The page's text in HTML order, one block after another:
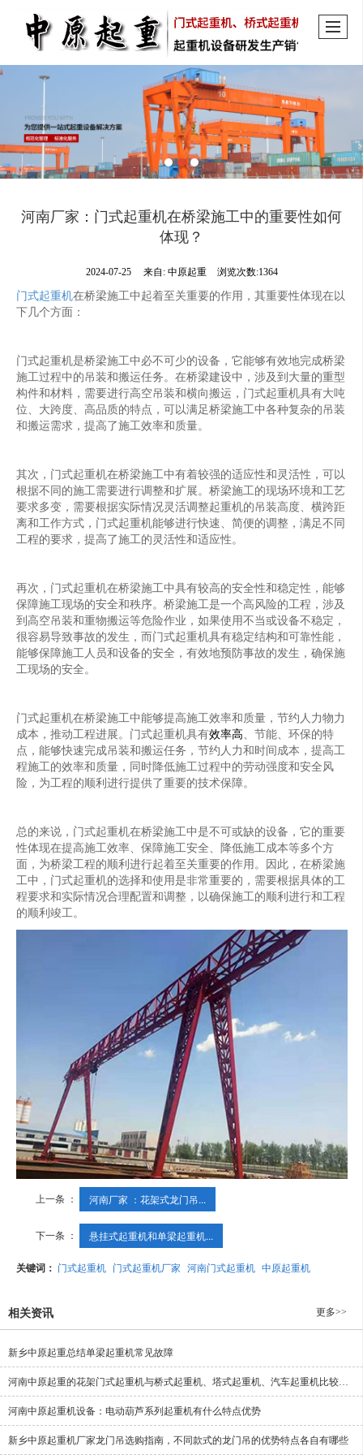
河南厂家：门式起重机在桥梁施工中的重要性如何
体现？
2024-07-25 来自: 中原起重 浏览次数:1364
门式起重机在桥梁施工中起着至关重要的作用，其重要性体现在以
下几个方面：
门式起重机是桥梁施工中必不可少的设备，它能够有效地完成桥梁
施工过程中的吊装和搬运任务。在桥梁建设中，涉及到大量的重型
构件和材料，需要进行高空吊装和横向搬运，门式起重机具有大吨
位、大跨度、高品质的特点，可以满足桥梁施工中各种复杂的吊装
和搬运需求，提高了施工效率和质量。
其次，门式起重机在桥梁施工中有着较强的适应性和灵活性，可以
根据不同的施工需要进行调整和扩展。桥梁施工的现场环境和工艺
要求多变，需要根据实际情况灵活调整起重机的吊装高度、横跨距
离和工作方式，门式起重机能够进行快速、简便的调整，满足不同
工程的要求，提高了施工的灵活性和适应性。
再次，门式起重机在桥梁施工中具有较高的安全性和稳定性，能够
保障施工现场的安全和秩序。桥梁施工是一个高风险的工程，涉及
到高空吊装和重物搬运等危险作业，如果使用不当或设备不稳定，
很容易导致事故的发生，而门式起重机具有稳定结构和可靠性能，
能够保障施工人员和设备的安全，有效地预防事故的发生，确保施
工现场的安全。
门式起重机在桥梁施工中能够提高施工效率和质量，节约人力物力
成本，推动工程进展。门式起重机具有效率高、节能、环保的特
点，能够快速完成吊装和搬运任务，节约人力和时间成本，提高工
程施工的效率和质量，同时降低施工过程中的劳动强度和安全风
险，为工程的顺利进行提供了重要的技术保障。
总的来说，门式起重机在桥梁施工中是不可或缺的设备，它的重要
性体现在提高施工效率、保障施工安全、降低施工成本等多个方
面，为桥梁工程的顺利进行起着至关重要的作用。因此，在桥梁施
工中，门式起重机的选择和使用是非常重要的，需要根据具体的工
程要求和实际情况合理配置和调整，以确保施工的顺利进行和工程
的顺利竣工。
上一条 ： 河南厂家 ：花架式龙门吊...
下一条 ： 悬挂式起重机和单梁起重机...
关键词： 门式起重机 门式起重机厂家 河南门式起重机 中原起重机
相关资讯 更多>>
新乡中原起重总结单梁起重机常见故障
河南中原起重的花架门式起重机与桥式起重机、塔式起重机、汽车起重机比较有哪些区别
河南中原起重机设备：电动葫芦系列起重机有什么特点优势
新乡中原起重机厂家龙门吊选购指南，不同款式的龙门吊的优势特点各自有哪些